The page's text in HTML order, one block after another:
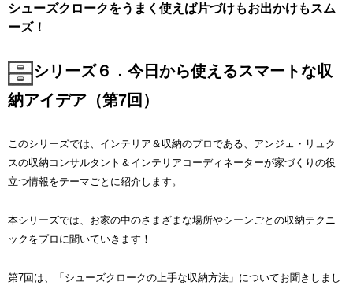
シューズクロークをうまく使えば片づけもお出かけもスム
ーズ！
シリーズ６．今日から使えるスマートな収
納アイデア（第7回）
このシリーズでは、インテリア＆収納のプロである、アンジェ・リュク
スの収納コンサルタント＆インテリアコーディネーターが家づくりの役
立つ情報をテーマごとに紹介します。
本シリーズでは、お家の中のさまざまな場所やシーンごとの収納テクニ
ックをプロに聞いていきます！
第7回は、「シューズクロークの上手な収納方法」についてお聞きしまし